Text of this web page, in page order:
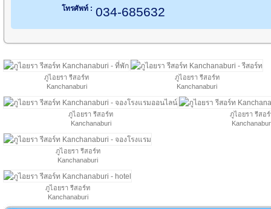
โทรศัพท์ : 034-685632
ภูไอยรา รีสอร์ท
Kanchanaburi
ภูไอยรา รีสอร์ท
Kanchanaburi
ภูไอยรา รีสอร์ท
Kanchanaburi
ภูไอยรา รีสอ
ภูไอยรา รีสอร์ท
Kanchanaburi
ภูไอยรา รีสอร์ท
Kanchanaburi